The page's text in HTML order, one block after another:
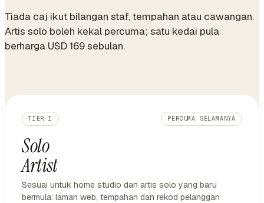
Tiada caj ikut bilangan staf, tempahan atau cawangan.
Artis solo boleh kekal percuma; satu kedai pula
berharga USD 169 sebulan.
TIER I PERCUMA SELAMANYA
Solo
Artist
Sesuai untuk home studio dan artis solo yang baru
bermula: laman web, tempahan dan rekod pelanggan